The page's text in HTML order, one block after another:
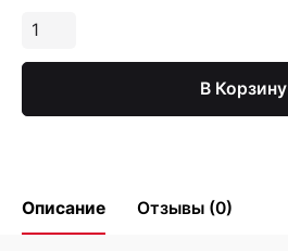
Количество
В Корзину
Описание Отзывы (0)